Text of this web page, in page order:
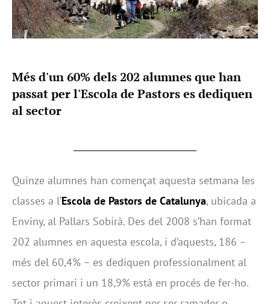
Més d'un 60% dels 202 alumnes que han
passat per l'Escola de Pastors es dediquen
al sector
Quinze alumnes han començat aquesta setmana les
classes a l’Escola de Pastors de Catalunya, ubicada a
Enviny, al Pallars Sobirà. Des del 2008 s’han format
202 alumnes en aquesta escola, i d’aquests, 186 –
més del 60,4% – es dediquen professionalment al
sector primari i un 18,9% està en procés de fer-ho.